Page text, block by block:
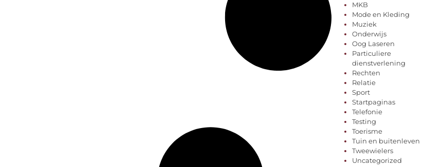
MKB
Mode en Kleding
Muziek
Onderwijs
Oog Laseren
Particuliere
dienstverlening
Rechten
Relatie
Sport
Startpaginas
Telefonie
Testing
Toerisme
Tuin en buitenleven
Tweewielers
Uncategorized